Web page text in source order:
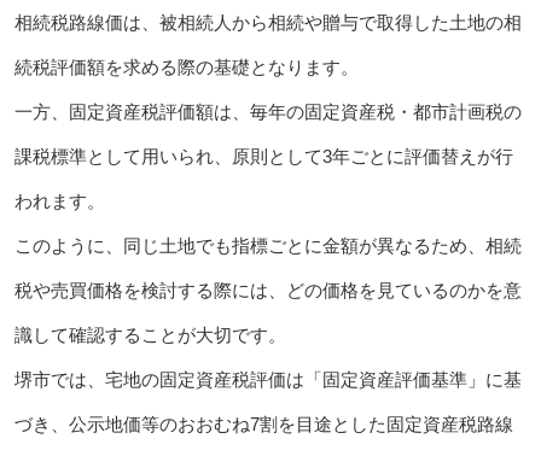
相続税路線価は、被相続人から相続や贈与で取得した土地の相
続税評価額を求める際の基礎となります。
一方、固定資産税評価額は、毎年の固定資産税・都市計画税の
課税標準として用いられ、原則として3年ごとに評価替えが行
われます。
このように、同じ土地でも指標ごとに金額が異なるため、相続
税や売買価格を検討する際には、どの価格を見ているのかを意
識して確認することが大切です。
堺市では、宅地の固定資産税評価は「固定資産評価基準」に基
づき、公示地価等のおおむね7割を目途とした固定資産税路線